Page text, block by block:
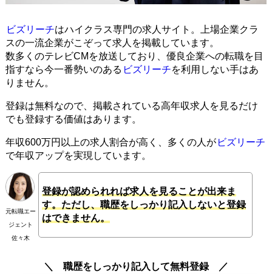
ビズリーチはハイクラス専門の求人サイト。上場企業クラ
スの一流企業がこぞって求人を掲載しています。
数多くのテレビCMを放送しており、優良企業への転職を目
指すなら今一番勢いのある ビズリーチを利用しない手はあ
りません。
登録は無料なので、掲載されている高年収求人を見るだけ
でも登録する価値はあります。
年収600万円以上の求人割合が高く、多くの人が ビズリーチ
で年収アップを実現しています。
元転職エー
ジェント
佐々木
登録が認められれば求人を見ることが出来ま
す。ただし、職歴をしっかり記入しないと登録
はできません。
職歴をしっかり記入して無料登録